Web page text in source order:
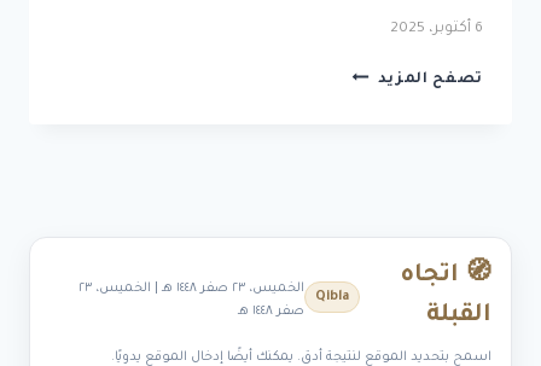
6 أكتوبر، 2025
تصفح المزيد رقم
🧭 اتجاه
القبلة
Qibla
الخميس، ٢٣ صفر ١٤٤٨ هـ | الخميس، ٢٣
صفر ١٤٤٨ هـ
اسمح بتحديد الموقع لنتيجة أدق. يمكنك أيضًا إدخال الموقع يدويًا.